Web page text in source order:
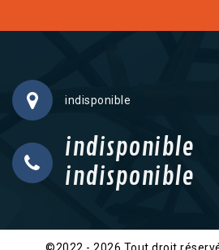
indisponible
indisponible
indisponible